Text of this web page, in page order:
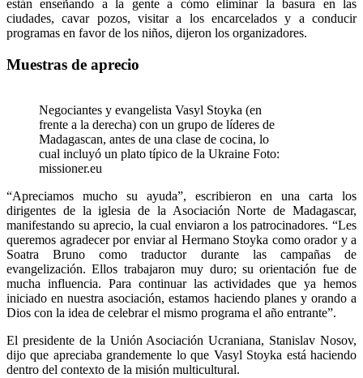
están enseñando a la gente a cómo eliminar la basura en las
ciudades, cavar pozos, visitar a los encarcelados y a conducir
programas en favor de los niños, dijeron los organizadores.
Muestras de aprecio
Negociantes y evangelista Vasyl Stoyka (en
frente a la derecha) con un grupo de líderes de
Madagascan, antes de una clase de cocina, lo
cual incluyó un plato típico de la Ukraine Foto:
missioner.eu
“Apreciamos mucho su ayuda”, escribieron en una carta los
dirigentes de la iglesia de la Asociación Norte de Madagascar,
manifestando su aprecio, la cual enviaron a los patrocinadores. “Les
queremos agradecer por enviar al Hermano Stoyka como orador y a
Soatra Bruno como traductor durante las campañas de
evangelización. Ellos trabajaron muy duro; su orientación fue de
mucha influencia. Para continuar las actividades que ya hemos
iniciado en nuestra asociación, estamos haciendo planes y orando a
Dios con la idea de celebrar el mismo programa el año entrante”.
El presidente de la Unión Asociación Ucraniana, Stanislav Nosov,
dijo que apreciaba grandemente lo que Vasyl Stoyka está haciendo
dentro del contexto de la misión multicultural.